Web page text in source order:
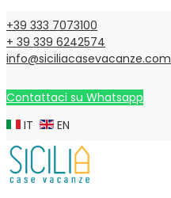
+39 333 7073100
+ 39 339 6242574
info@siciliacasevacanze.com
Contattaci su Whatsapp
IT
EN